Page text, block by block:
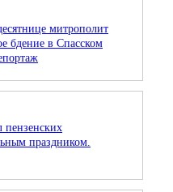
митрополит
бдение в Спасском
пензенских
праздником.